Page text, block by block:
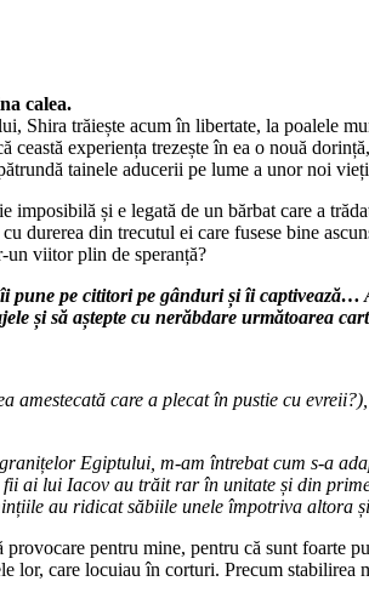
calea.
Shira trăiește acum în libertate, la poalele
ceastă experiența trezește în ea o nouă
tainele aducerii pe lume a unor noi
imposibilă și e legată de un bărbat care a
durerea din trecutul ei care fusese bine
un viitor plin de speranță?
pe cititori pe gânduri și îi
și să aștepte cu nerăbdare următoarea
amestecată care a plecat în pustie cu
Egiptului, m-am întrebat cum s-a
ai lui Iacov au trăit rar în unitate și din
au ridicat săbiile unele împotriva
pentru mine, pentru că sunt
lor, care locuiau în corturi. Precum